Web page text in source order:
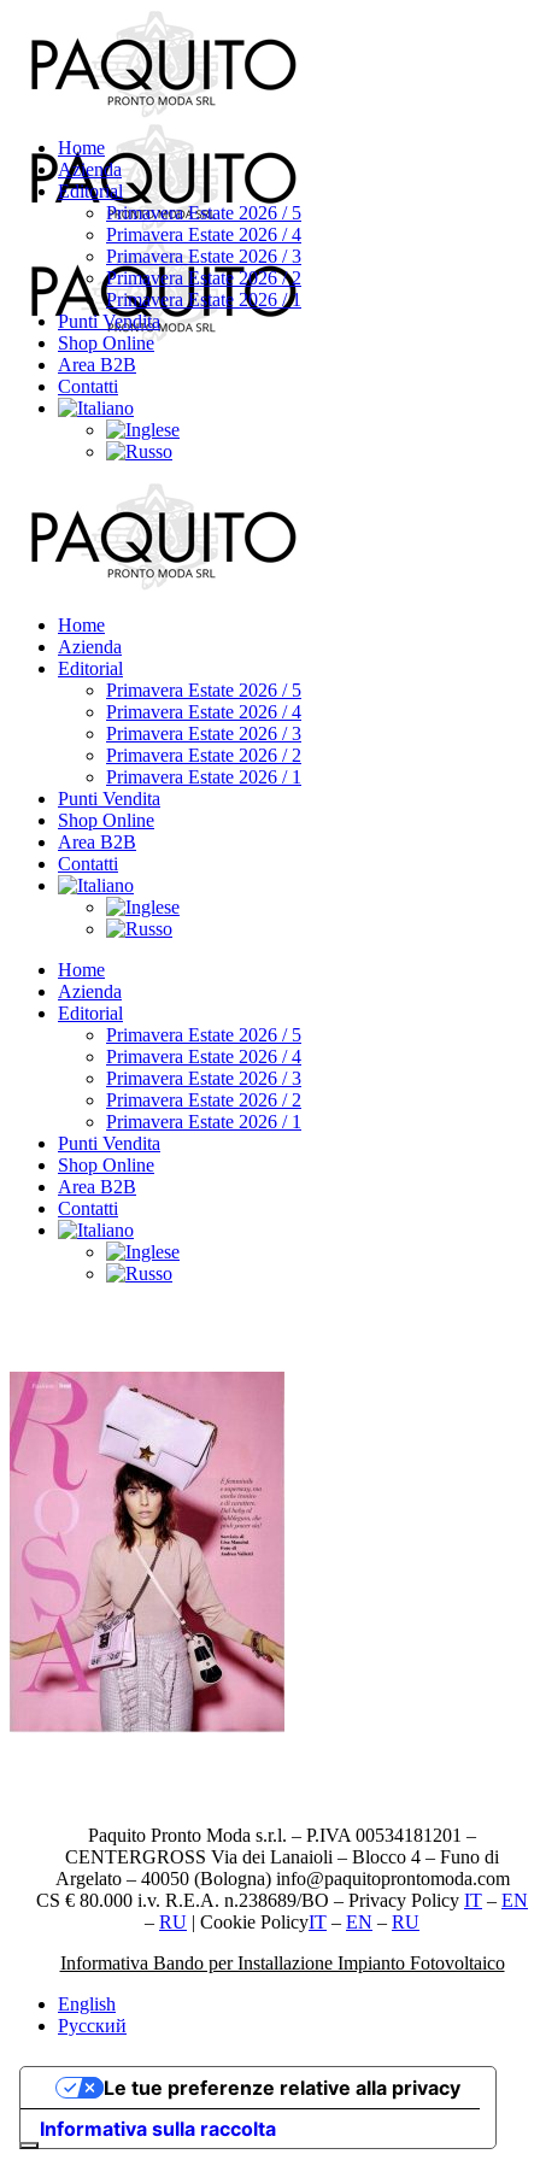
Home
Azienda
Editorial
Primavera Estate 2026 / 5
Primavera Estate 2026 / 4
Primavera Estate 2026 / 3
Primavera Estate 2026 / 2
Primavera Estate 2026 / 1
Punti Vendita
Shop Online
Area B2B
Contatti
Home
Azienda
Editorial
Primavera Estate 2026 / 5
Primavera Estate 2026 / 4
Primavera Estate 2026 / 3
Primavera Estate 2026 / 2
Primavera Estate 2026 / 1
Punti Vendita
Shop Online
Area B2B
Contatti
Home
Azienda
Editorial
Primavera Estate 2026 / 5
Primavera Estate 2026 / 4
Primavera Estate 2026 / 3
Primavera Estate 2026 / 2
Primavera Estate 2026 / 1
Punti Vendita
Shop Online
Area B2B
Contatti
Paquito Pronto Moda s.r.l. – P.IVA 00534181201 –
CENTERGROSS Via dei Lanaioli – Blocco 4 – Funo di
Argelato – 40050 (Bologna) info@paquitoprontomoda.com
CS € 80.000 i.v. R.E.A. n.238689/BO – Privacy Policy IT – EN
– RU | Cookie PolicyIT – EN – RU
Informativa Bando per Installazione Impianto Fotovoltaico
English
Русский
Informativa sulla raccolta
Le tue preferenze relative alla privacy